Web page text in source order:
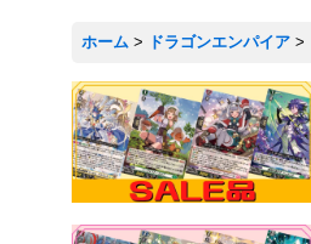
ホーム > ドラゴンエンパイア >